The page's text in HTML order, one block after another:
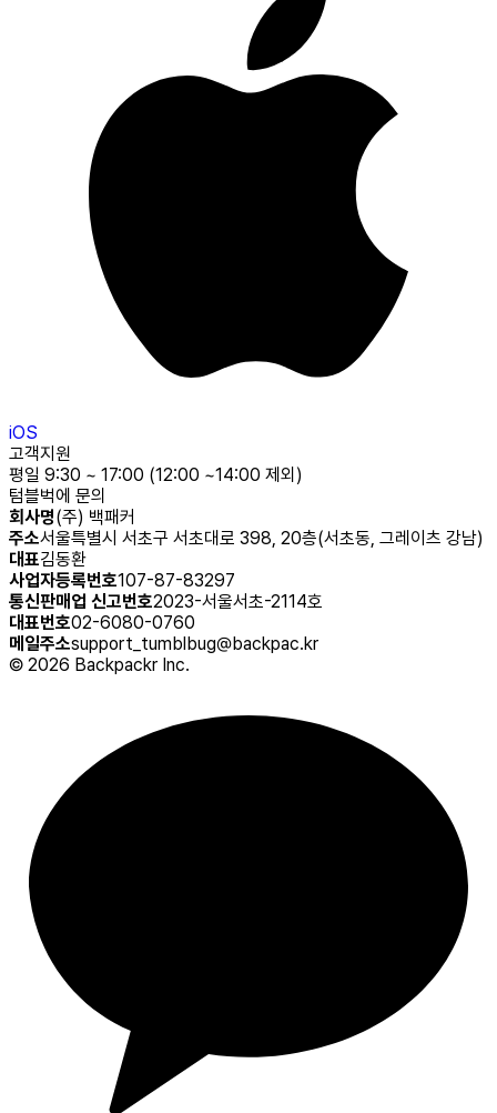
iOS
고객지원
평일 9:30 ~ 17:00 (12:00 ~14:00 제외)
텀블벅에 문의
회사명(주) 백패커
주소서울특별시 서초구 서초대로 398, 20층(서초동, 그레이츠 강남)
대표김동환
사업자등록번호107-87-83297
통신판매업 신고번호2023-서울서초-2114호
대표번호02-6080-0760
메일주소support_tumblbug@backpac.kr
© 2026 Backpackr Inc.